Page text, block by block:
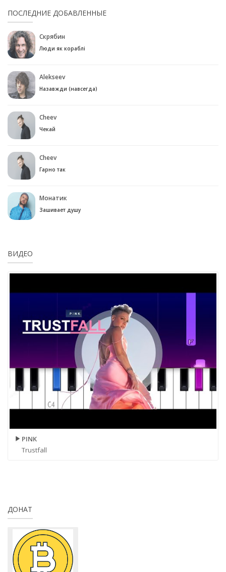
ПОСЛЕДНИЕ ДОБАВЛЕННЫЕ
Скрябин
Люди як кораблі
Alekseev
Назавжди (навсегда)
Cheev
Чекай
Cheev
Гарно так
Монатик
Зашивает душу
ВИДЕО
PINK
Trustfall
ДОНАТ